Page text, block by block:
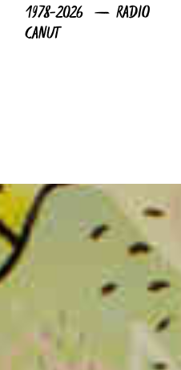
1978-2026 — RADIO
CANUT